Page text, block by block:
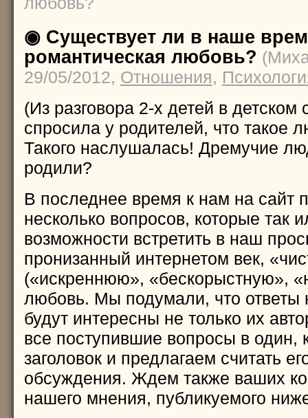
◉ Существует ли в наше
романтическая любовь?
29/05/2012, Отношения,
(Из разговора 2-х детей в
спросила у родителей, что такое
Такого наслушалась! Дремучие
родили?
В последнее время к нам на сайт
несколько вопросов, которые так
возможности встретить в наш
пронизанный интернетом век,
(«искреннюю», «бескорыстную»,
любовь. Мы подумали, что ответы
будут интересны не только их
все поступившие вопросы в один,
заголовок и предлагаем считать
обсуждения. Ждем также ваших
нашего мнения, публикуемого